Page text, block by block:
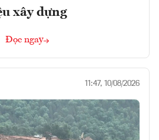
xây dựng
Đọc ngay
11:47, 10/08/2026